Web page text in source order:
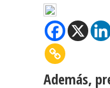
Además,